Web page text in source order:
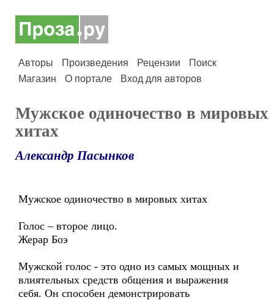
Авторы Произведения Рецензии
Поиск
Магазин
О портале Вход для авторов
Мужское одиночество в мировых
хитах
Александр Пасынков
Мужское одиночество в мировых хитах
Голос – второе лицо.
Жерар Боэ
Мужской голос - это одно из самых мощных и
влиятельных средств общения и выражения
себя. Он способен демонстрировать